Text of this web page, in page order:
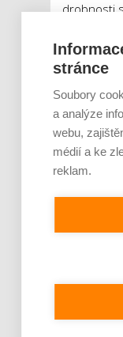
drobnosti
s
„Mnoho žen
luxusní
investice.
tajemství
a smyslu
šperk, který
pečlivá
tak není
ceny, jako
vybírat si
stránce
Soubory
a analýze
webu,
médií a ke
reklam.